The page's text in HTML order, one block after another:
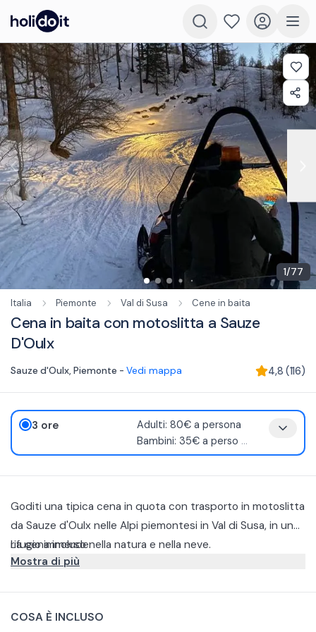
1/77
Italia Piemonte Val di Susa Cene in baita
Cena in baita con motoslitta a Sauze
D'Oulx
Sauze d'Oulx, Piemonte - Vedi mappa 4,8 (116)
3 ore
Adulti: 80€ a persona
Bambini: 35€ a perso ...
Goditi una tipica cena in quota con trasporto in motoslitta
da Sauze d'Oulx nelle Alpi piemontesi in Val di Susa, in un
rifugio immerso nella natura e nella neve.
La cena include:
Aperitivo a buffet.
Dolce della casa.
Raviolo ripieno di formaggio di capra, fichi al burro e salvia
Mostra di più
COSA È INCLUSO